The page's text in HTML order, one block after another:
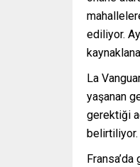
ediliyor.
La
yaşanan
gerektiği
belirtiliyor.